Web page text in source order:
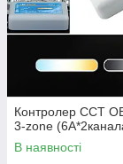
Контролер CCT
3-zone
В наявності